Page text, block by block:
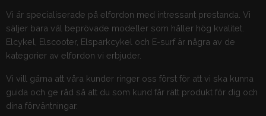
Vi är specialiserade på elfordon med intressant prestanda. Vi
säljer bara väl beprövade modeller som håller hög kvalitet.
Elcykel, Elscooter, Elsparkcykel och E-surf är några av de
kategorier av elfordon vi erbjuder.
Vi vill gärna att våra kunder ringer oss först för att vi ska kunna
guida och ge råd så att du som kund får rätt produkt för dig och
dina förväntningar.